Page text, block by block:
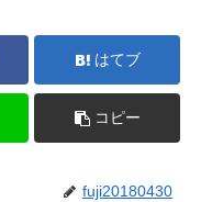
はてブ
コピー
fuji20180430